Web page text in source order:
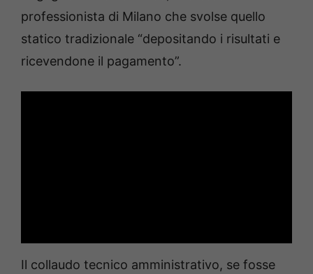
professionista di Milano che svolse quello
statico tradizionale “depositando i risultati e
ricevendone il pagamento”.
Il collaudo tecnico amministrativo, se fosse